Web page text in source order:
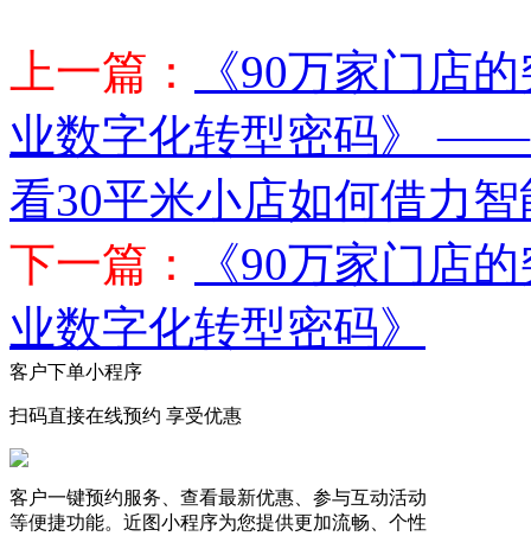
上一篇：
《90万家门店
业数字化转型密码》 ——
看30平米小店如何借力
下一篇：
《90万家门店
业数字化转型密码》
客户下单小程序
扫码直接在线预约 享受优惠
客户一键预约服务、查看最新优惠、参与互动活动
等便捷功能。近图小程序为您提供更加流畅、个性